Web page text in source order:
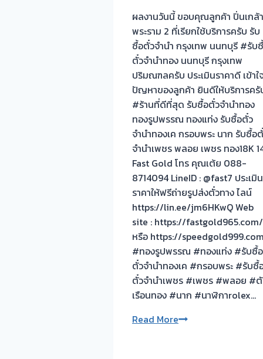
ผลงานวันนี้ ขอบคุณลูกค้า ปิ่นเกล้า
พระราม 2 ที่เรียกใช้บริการครับ รับ
ซื้อตั๋วจำนำ กรุงเทพ นนทบุรี #รับ
ตั๋วจำนำทอง นนทบุรี กรุงเทพ
ปริมณฑลครับ ประเมินราคาดี เข้าใ
ปัญหาของลูกค้า ยินดีให้บริการครั
#ร้านที่ดีที่สุด รับซื้อตั๋วจำนำทอง
ทองรูปพรรณ ทองแท่ง รับซื้อตั๋ว
จำนำทองเค กรอบพระ นาก รับซื้อ
จำนำเพชร พลอย เพชร ทอง18K
Fast Gold โทร คุณเต้ย 088-
8714094 LineID : @fast7 ประเมิน
ราคาให้ฟรีถ่ายรูปส่งตั๋วทาง ไลน์
https://lin.ee/jm6HKwQ Web
site : https://fastgold965.com/
หรือ https://
#ทองรูปพรรณ #ทองแท่ง #รับซื้อ
ตั๋วจำนำทองเค #กรอบพระ #รับซื้
ตั๋วจำนำเพชร #เพชร #พลอย #
เรือนทอง #นาก #นาฬิกาrolex…
Read Moreรับ